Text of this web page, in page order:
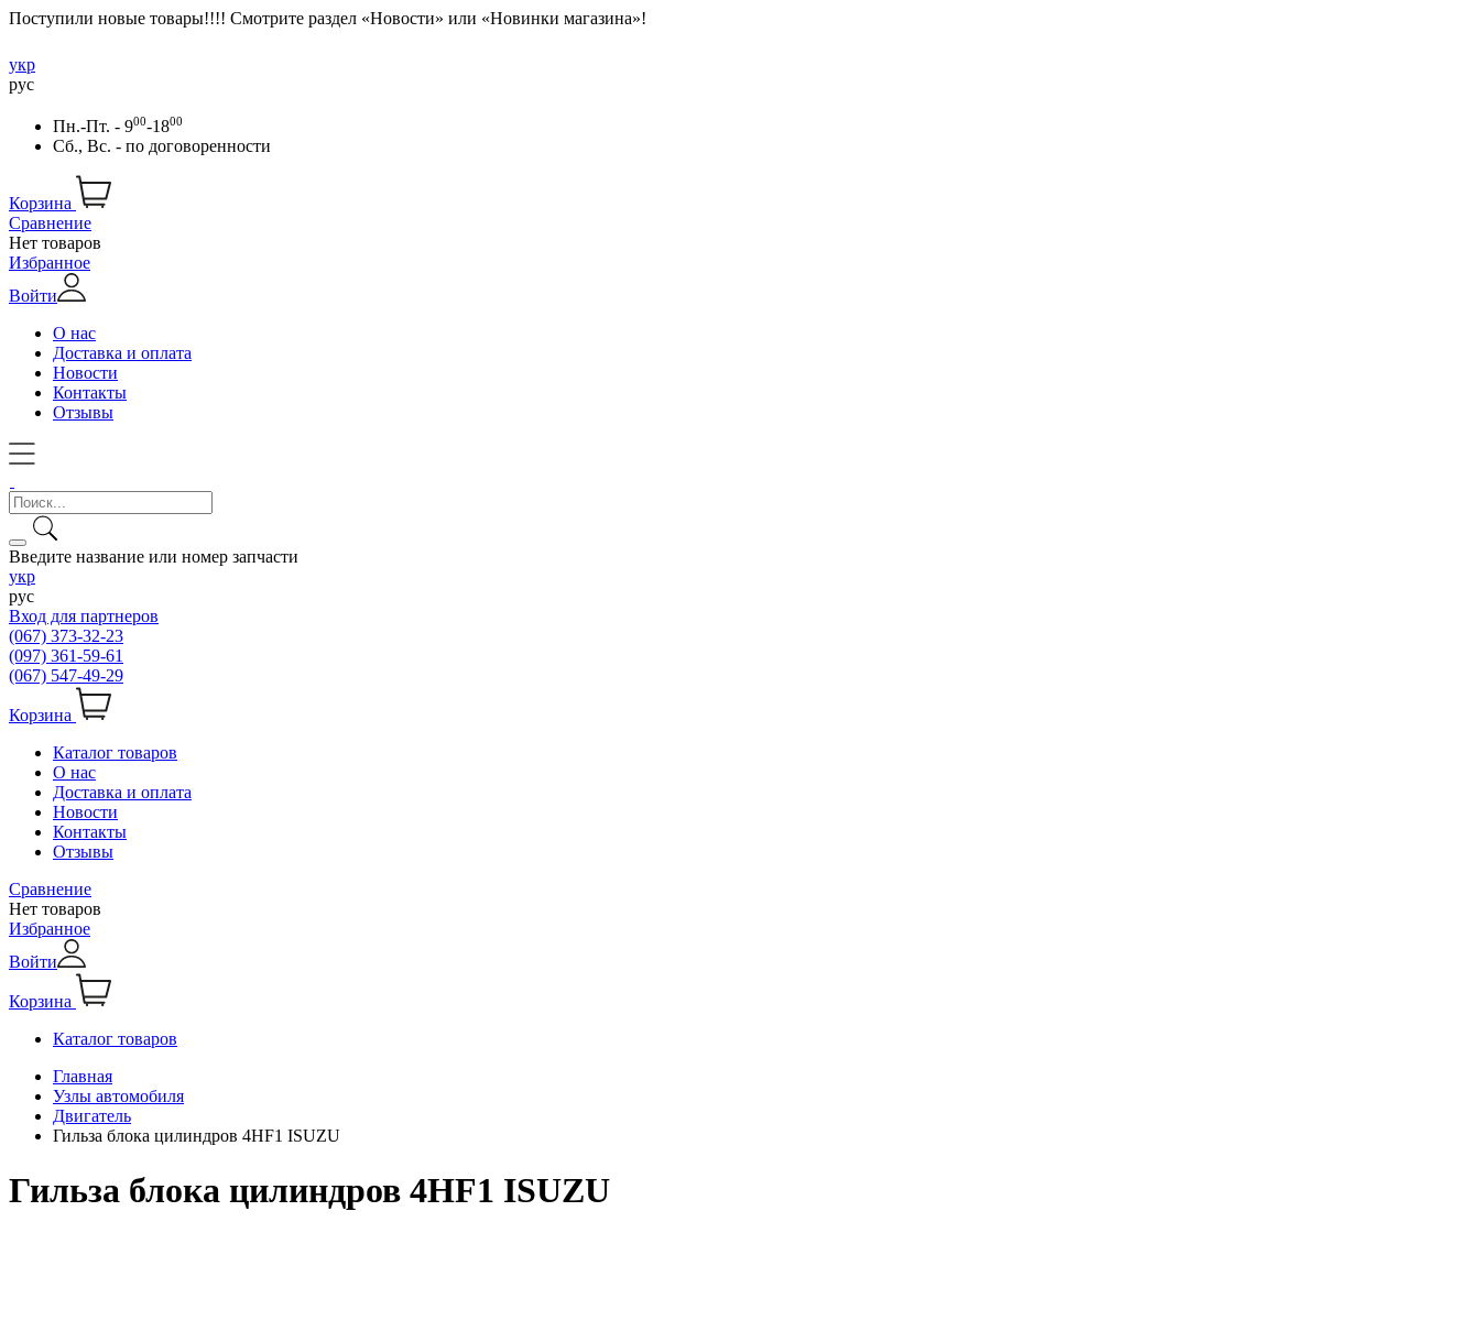
Поступили новые товары!!!! Смотрите раздел «Новости» или «Новинки магазина»!
укр
рус
Пн.-Пт. - 900-1800
Сб., Вс. - по договоренности
Корзина
Сравнение
Нет товаров
Избранное
Войти
О нас
Доставка и оплата
Новости
Контакты
Отзывы
Введите название или номер запчасти
укр
рус
Вход для партнеров
(067) 373-32-23
(097) 361-59-61
(067) 547-49-29
Корзина
Каталог товаров
О нас
Доставка и оплата
Новости
Контакты
Отзывы
Сравнение
Нет товаров
Избранное
Войти
Корзина
Каталог товаров
Главная
Узлы автомобиля
Двигатель
Гильза блока цилиндров 4HF1 ISUZU
Гильза блока цилиндров 4HF1 ISUZU